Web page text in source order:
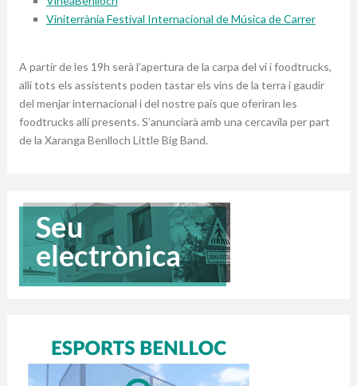
Viniterrània Festival Internacional de Música de Carrer
A partir de les 19h serà l’apertura de la carpa del vi i foodtrucks,
allí tots els assistents poden tastar els vins de la terra i gaudir
del menjar internacional i del nostre país que oferiran les
foodtrucks allí presents. S’anunciarà amb una cercavila per part
de la Xaranga Benlloch Little Big Band.